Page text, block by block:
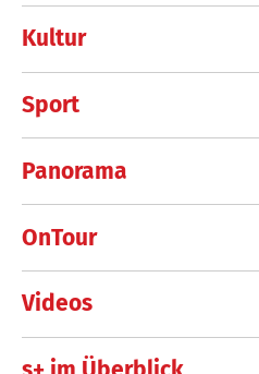
Kultur
Sport
Panorama
OnTour
Videos